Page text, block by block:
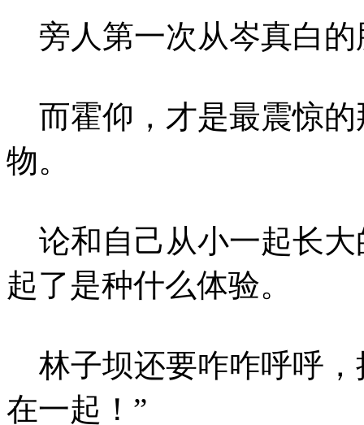
旁人第一次从岑真白的
而霍仰，才是最震惊的
物。
论和自己从小一起长大
起了是种什么体验。
林子坝还要咋咋呼呼，
在一起！”